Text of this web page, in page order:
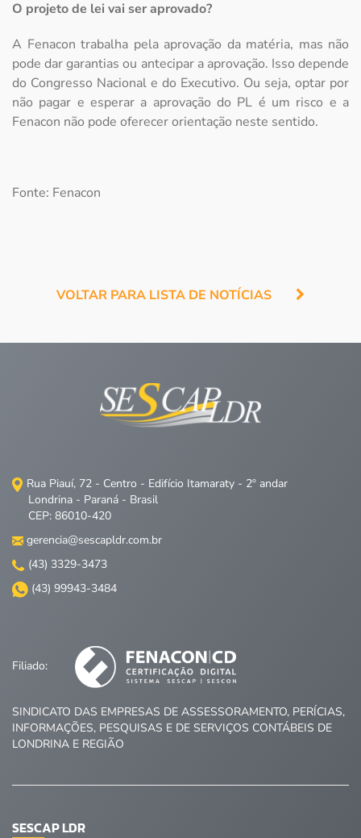
O projeto de lei vai ser aprovado?
A Fenacon trabalha pela aprovação da matéria, mas não
pode dar garantias ou antecipar a aprovação. Isso depende
do Congresso Nacional e do Executivo. Ou seja, optar por
não pagar e esperar a aprovação do PL é um risco e a
Fenacon não pode oferecer orientação neste sentido.
Fonte: Fenacon
VOLTAR PARA LISTA DE NOTÍCIAS
Rua Piauí, 72 - Centro - Edifício Itamaraty - 2º andar
Londrina - Paraná - Brasil
CEP: 86010-420
gerencia@sescapldr.com.br
(43) 3329-3473
(43) 99943-3484
Filiado:
SINDICATO DAS EMPRESAS DE ASSESSORAMENTO, PERÍCIAS,
INFORMAÇÕES, PESQUISAS E DE SERVIÇOS CONTÁBEIS DE
LONDRINA E REGIÃO
SESCAP LDR